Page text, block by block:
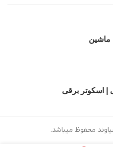
ماشین
| اسکوتر برقی
محفوظ میباشد.